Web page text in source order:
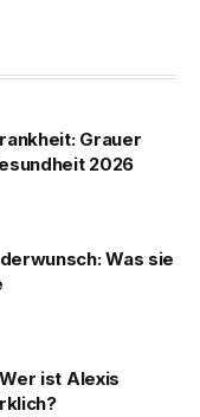
Grauer
2026
Was sie
ist Alexis